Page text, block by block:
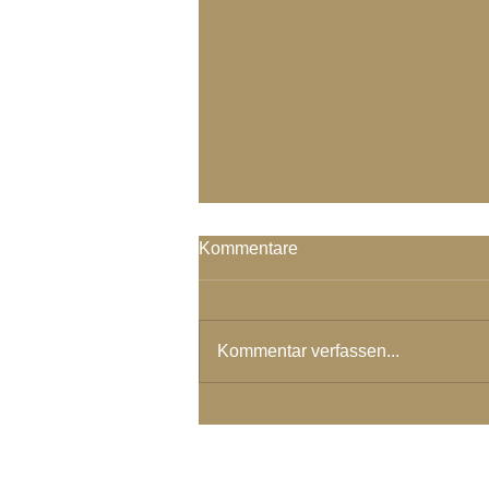
Kommentare
Kommentar verfassen...